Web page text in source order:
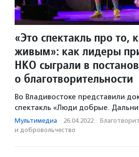
«Это спектакль про то,
живым»: как лидеры
НКО сыграли в
о благотворительности
Во Владивостоке представили
спектакль «Люди добрые.
Мультимедиа · 26.04.2022 ·
и доброволь­чест­во